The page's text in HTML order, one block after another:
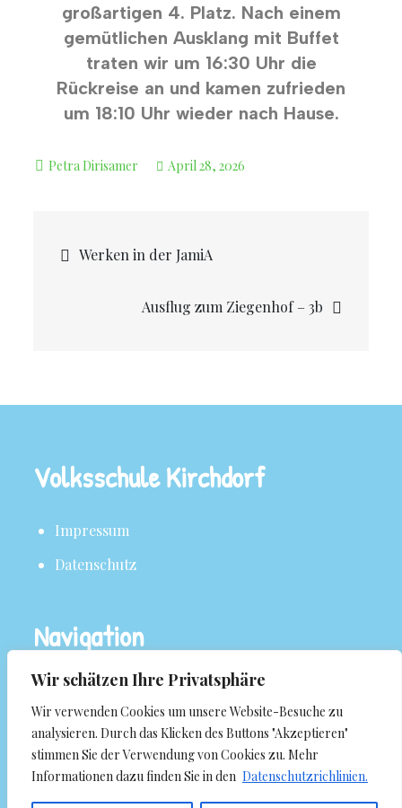
Wir schätzen Ihre Privatsphäre
Wir verwenden Cookies um unsere Website-Besuche zu
analysieren. Durch das Klicken des Buttons "Akzeptieren"
stimmen Sie der Verwendung von Cookies zu. Mehr
Informationen dazu finden Sie in den Datenschutzrichlinien.
großartigen 4. Platz. Nach einem
gemütlichen Ausklang mit Buffet
traten wir um 16:30 Uhr die
Rückreise an und kamen zufrieden
um 18:10 Uhr wieder nach Hause.
April 28, 2026
Werken in der JamiA
Ausflug zum Ziegenhof – 3b
Volksschule Kirchdorf
Impressum
Datenschutz
Navigation
Über uns
Aktuelles
Termine